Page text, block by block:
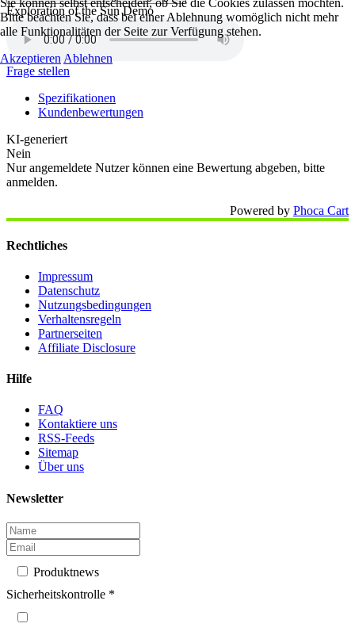
Exploration of the Sun Demo
Frage stellen
Spezifikationen
Kundenbewertungen
KI-generiert
Nein
Nur angemeldete Nutzer können eine Bewertung abgeben, bitte
anmelden.
Powered by Phoca Cart
Rechtliches
Impressum
Datenschutz
Nutzungsbedingungen
Verhaltensregeln
Partnerseiten
Affiliate Disclosure
Hilfe
FAQ
Kontaktiere uns
RSS-Feeds
Sitemap
Über uns
Newsletter
Produktnews
Sicherheitskontrolle *
Sie können selbst entscheiden, ob Sie die Cookies zulassen möchten.
Bitte beachten Sie, dass bei einer Ablehnung womöglich nicht mehr
alle Funktionalitäten der Seite zur Verfügung stehen.
Akzeptieren Ablehnen